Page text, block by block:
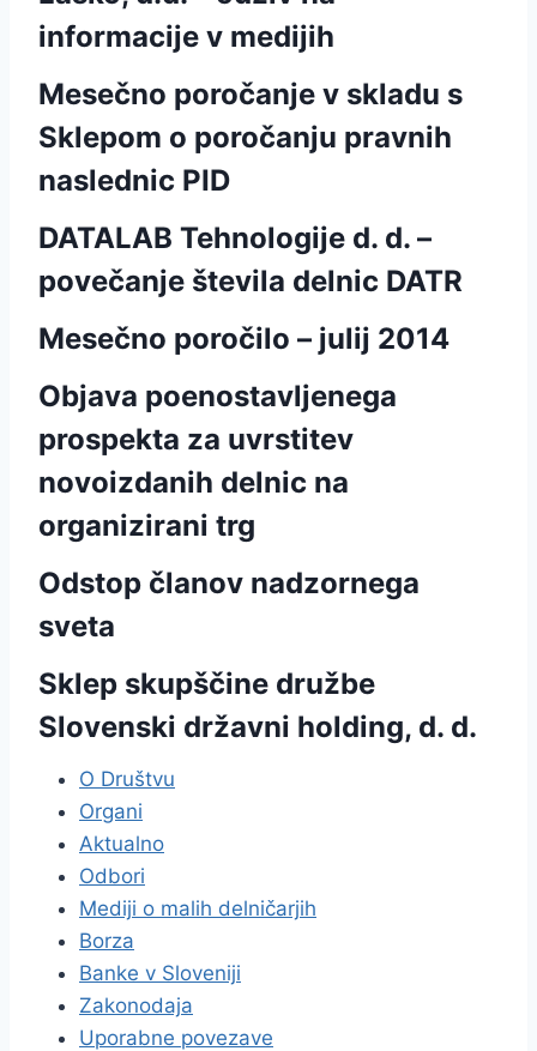
informacije v medijih
Mesečno poročanje v skladu s
Sklepom o poročanju pravnih
naslednic PID
DATALAB Tehnologije d. d. –
povečanje števila delnic DATR
Mesečno poročilo – julij 2014
Objava poenostavljenega
prospekta za uvrstitev
novoizdanih delnic na
organizirani trg
Odstop članov nadzornega
sveta
Sklep skupščine družbe
Slovenski državni holding, d. d.
O Društvu
Organi
Aktualno
Odbori
Mediji o malih delničarjih
Borza
Banke v Sloveniji
Zakonodaja
Uporabne povezave